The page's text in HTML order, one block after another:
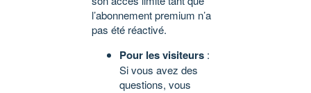
l’abonnement premium n’a
pas été réactivé.
Pour les visiteurs :
Si vous avez des
questions, vous